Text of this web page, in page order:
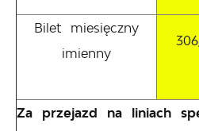
Bilet miesięczny
imienny
Za przejazd na liniach